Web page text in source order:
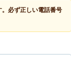
必ず正しい電話番号